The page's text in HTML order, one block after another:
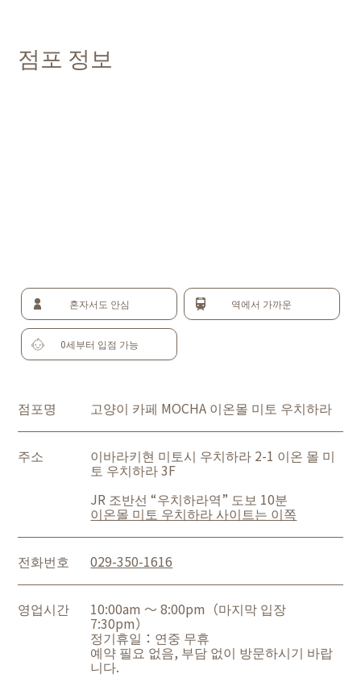
점포 정보
혼자서도 안심 역에서 가까운
0세부터 입점 가능
점포명 고양이 카페 MOCHA 이온몰 미토 우치하라
주소 이바라키현 미토시 우치하라 2-1 이온 몰 미
토 우치하라 3F
JR 조반선 “우치하라역” 도보 10분
이온몰 미토 우치하라 사이트는 이쪽
전화번호 029-350-1616
영업시간 10:00am ～ 8:00pm（마지막 입장
7:30pm）
정기휴일：연중 무휴
예약 필요 없음, 부담 없이 방문하시기 바랍
니다.